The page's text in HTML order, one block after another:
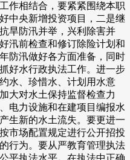
作相结合，要紧紧围绕本职
中央新增投资项目，二是继
旱防汛并举，兴利除害并
汛前检查和修订除险计划和
防汛做好各方面准备，同时
好水行政执法工作。进一步
水、珍惜水、计划用水意
大对水土保持监督检查力
电力设施和在建项目编报水
生新的水土流失。要更进一
市场配置规定进行公开招投
行为。要从严教育管理执法